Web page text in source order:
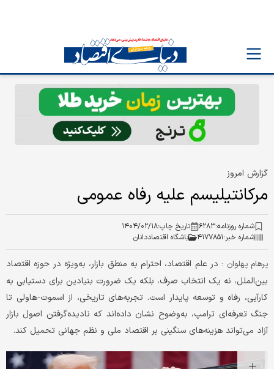
گزارش امروز
مرکانتیلیسم علیه رفاه عمومی
شماره روزنامه:۶۲۸۳ تاریخ چاپ:۱۴۰۴/۰۲/۱۸
شماره خبر:۴۱۷۷۸۵۱ باشگاه اقتصاددانان
پرهام پهلوان : در علم اقتصاد، احترام به منطق بازار، به‌‌‌ویژه در حوزه اقتصاد
بین‌الملل، نه یک انتخاب صرف، بلکه یک ضرورت بنیادین برای دستیابی به
کارآیی، رفاه و توسعه پایدار است. تجربه‌‌‌های تاریخی، از اسموت-هاولی تا
جنگ تعرفه‌‌‌ای ترامپ، به‌‌‌وضوح نشان داده‌‌‌اند که نادیده‌‌‌گرفتن اصول بازار
آزاد می‌‌‌تواند هزینه‌‌‌های سنگینی بر اقتصاد ملی و نظم جهانی تحمیل کند.